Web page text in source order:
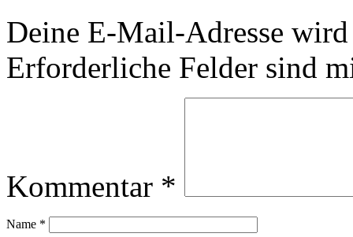
Deine E-Mail-Adresse
Erforderliche Felder sind
Kommentar *
Name *